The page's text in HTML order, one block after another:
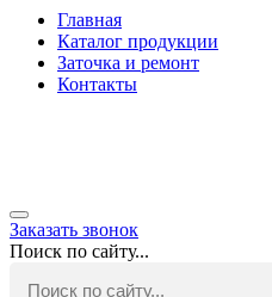
Главная
Каталог продукции
Заточка и ремонт
Контакты
Заказать звонок
Поиск по сайту...